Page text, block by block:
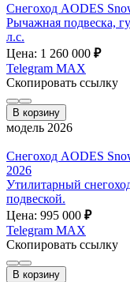
Снегоход AODES
Рычажная подвеска,
л.с.
Цена: 1 260 000 ₽
Telegram MAX
Скопировать ссылку
В корзину
модель 2026
Снегоход AODES
2026
Утилитарный
подвеской.
Цена: 995 000 ₽
Telegram MAX
Скопировать ссылку
В корзину